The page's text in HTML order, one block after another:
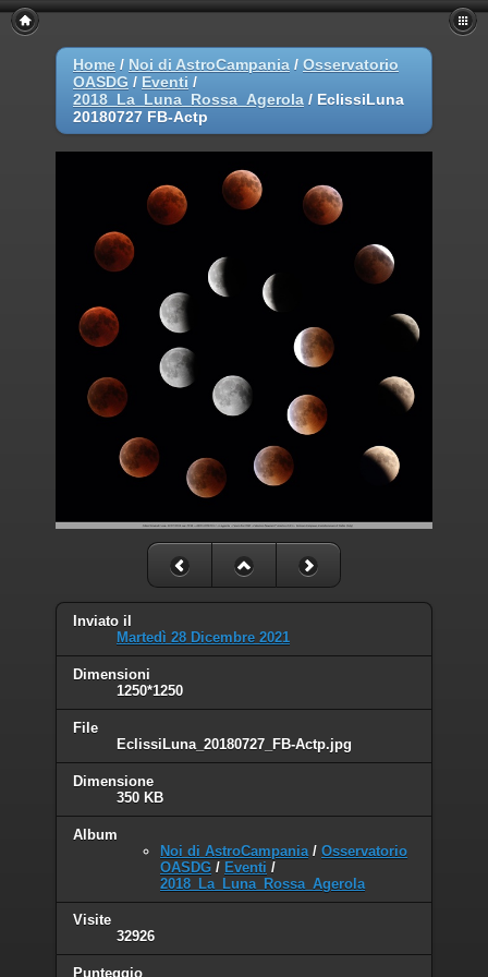
Home / Noi di AstroCampania / Osservatorio
OASDG / Eventi /
2018_La_Luna_Rossa_Agerola / EclissiLuna
20180727 FB-Actp
Inviato il
Martedì 28 Dicembre 2021
Dimensioni
1250*1250
File
EclissiLuna_20180727_FB-Actp.jpg
Dimensione
350 KB
Album
Noi di AstroCampania / Osservatorio
OASDG / Eventi /
2018_La_Luna_Rossa_Agerola
Visite
32926
Punteggio